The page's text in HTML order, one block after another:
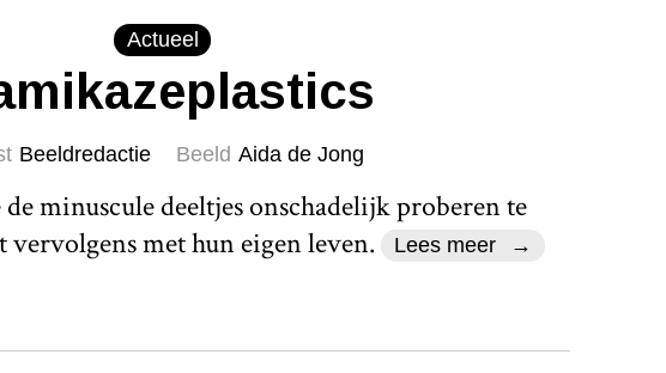
Actueel
Beeldredactie Beeld Aida de Jong
minuscule deeltjes onschadelijk proberen te
vervolgens met hun eigen leven.
Lees meer